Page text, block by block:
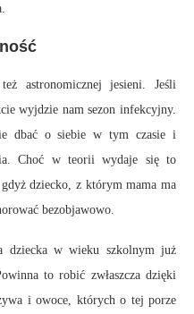
astronomicznej jesieni. Jeśli
wyjdzie nam sezon infekcyjny.
dbać o siebie w tym czasie i
Choć w teorii wydaje się to
dziecko, z którym mama ma
bezobjawowo.
dziecka w wieku szkolnym już
to robić zwłaszcza dzięki
i owoce, których o tej porze